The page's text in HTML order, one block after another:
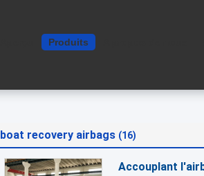
Produits
boat recovery airbags (16)
Accouplant